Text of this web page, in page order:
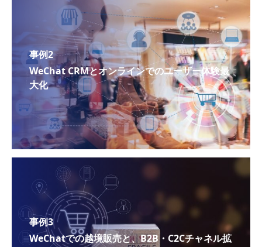
事例2
WeChat CRMとオンラインでのユーザー体験最
大化
事例3
WeChatでの越境販売と、B2B・C2Cチャネル拡